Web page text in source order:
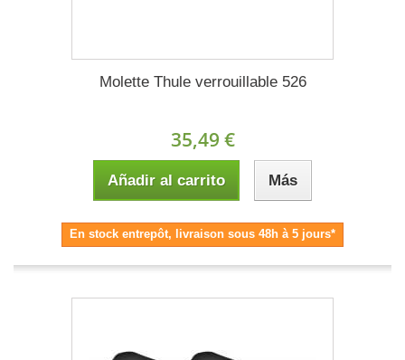
Molette Thule verrouillable 526
35,49 €
Añadir al carrito Más
En stock entrepôt, livraison sous 48h à 5 jours*